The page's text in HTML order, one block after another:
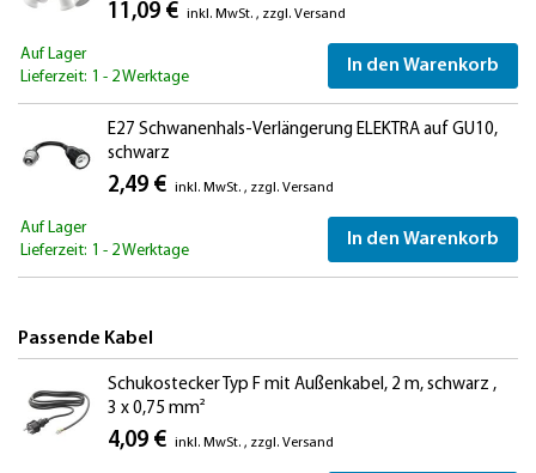
11,09 € inkl. MwSt. , zzgl. Versand
Auf Lager
Lieferzeit: 1 - 2 Werktage
In den Warenkorb
E27 Schwanenhals-Verlängerung ELEKTRA auf GU10,
schwarz
2,49 € inkl. MwSt. , zzgl. Versand
Auf Lager
Lieferzeit: 1 - 2 Werktage
In den Warenkorb
Passende Kabel
Schukostecker Typ F mit Außenkabel, 2 m, schwarz ,
3 x 0,75 mm²
4,09 € inkl. MwSt. , zzgl. Versand